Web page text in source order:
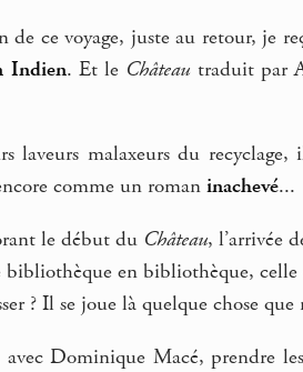
de ce voyage, juste au retour,
Indien. Et le Châteautraduit par
laveurs malaxeurs du
comme un roman inachevé...
le début du Château, l’arrivée
bibliothèque en bibliothèque,
? Il se joue là quelque chose
Dominique Macé, prendre